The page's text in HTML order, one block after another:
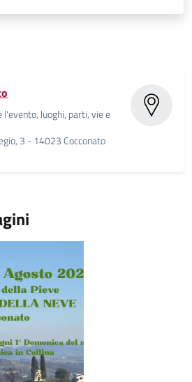
luoghi, parti, vie e
3 - 14023 Cocconato